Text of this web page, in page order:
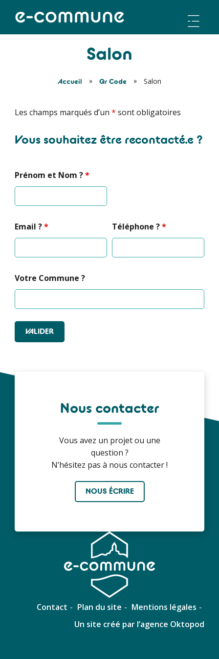
Salon
Accueil » Qr Code » Salon
Les champs marqués d’un * sont obligatoires
Vous souhaitez être recontacté.e ?
Prénom et Nom ?*
Email ?* Téléphone ?*
Votre Commune ?
Contact Plan du site
Mentions légales
Un site créé par l’agence Oktopod
Nous contacter
Vous avez un projet ou une
question ?
N’hésitez pas à nous contacter !
NOUS ÉCRIRE